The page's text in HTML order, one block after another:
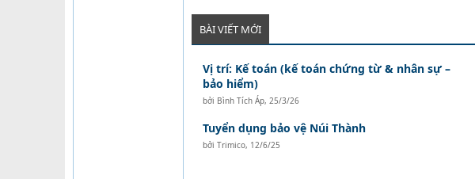
BÀI VIẾT MỚI
Vị trí: Kế toán (kế toán chứng từ & nhân sự –
bảo hiểm)
bởi Bình Tích Áp, 25/3/26
Tuyển dụng bảo vệ Núi Thành
bởi Trimico, 12/6/25